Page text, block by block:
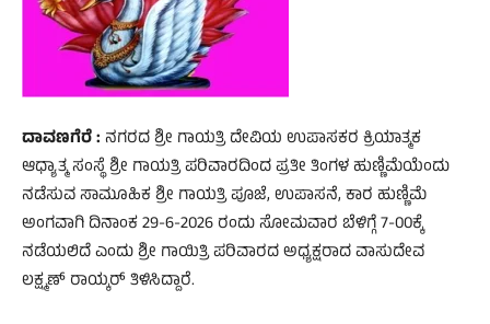
ದಾವಣಗೆರೆ : ನಗರದ ಶ್ರೀ ಗಾಯತ್ರಿ ದೇವಿಯ ಉಪಾಸಕರ ಕ್ರಿಯಾತ್ಮಕ
ಆಧ್ಯಾತ್ಮ ಸಂಸ್ಥೆ ಶ್ರೀ ಗಾಯತ್ರಿ ಪರಿವಾರದಿಂದ ಪ್ರತೀ ತಿಂಗಳ ಹುಣ್ಣಿಮೆಯೆಂದು
ನಡೆಸುವ ಸಾಮೂಹಿಕ ಶ್ರೀ ಗಾಯತ್ರಿ ಪೂಜೆ, ಉಪಾಸನೆ, ಕಾರ ಹುಣ್ಣಿಮೆ
ಅಂಗವಾಗಿ ದಿನಾಂಕ 29-6-2026 ರಂದು ಸೋಮವಾರ ಬೆಳಿಗ್ಗೆ 7-00ಕ್ಕೆ
ನಡೆಯಲಿದೆ ಎಂದು ಶ್ರೀ ಗಾಯಿತ್ರಿ ಪರಿವಾರದ ಅಧ್ಯಕ್ಷರಾದ ವಾಸುದೇವ
ಲಕ್ಷ್ಮಣ್ ರಾಯ್ಕರ್ ತಿಳಿಸಿದ್ದಾರೆ.